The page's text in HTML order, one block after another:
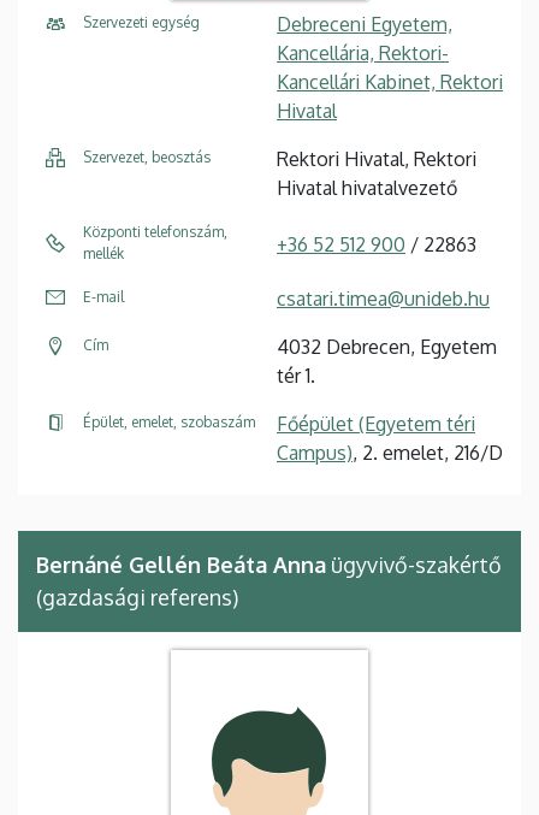
Szervezeti egység
Debreceni Egyetem,
Kancellária, Rektori-
Kancellári Kabinet, Rektori
Hivatal
Szervezet, beosztás
Rektori Hivatal, Rektori
Hivatal hivatalvezető
Központi telefonszám,
mellék
+36 52 512 900 / 22863
E-mail csatari.timea@unideb.hu
Cím
4032 Debrecen, Egyetem
tér 1.
Épület, emelet, szobaszám
Főépület (Egyetem téri
Campus), 2. emelet, 216/D
Bernáné Gellén Beáta Anna ügyvivő-szakértő
(gazdasági referens)